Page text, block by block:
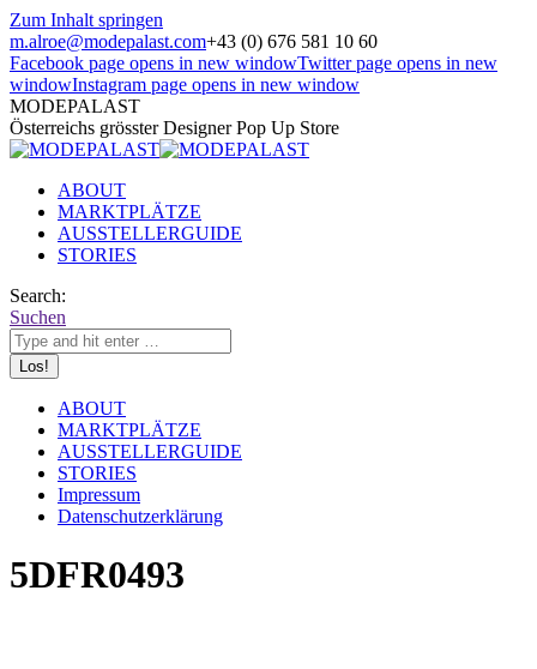
Zum Inhalt springen
m.alroe@modepalast.com+43 (0) 676 581 10 60
Facebook page opens in new windowTwitter page opens in new
windowInstagram page opens in new window
MODEPALAST
Österreichs grösster Designer Pop Up Store
ABOUT
MARKTPLÄTZE
AUSSTELLERGUIDE
STORIES
Search:
Suchen
ABOUT
MARKTPLÄTZE
AUSSTELLERGUIDE
STORIES
Impressum
Datenschutzerklärung
5DFR0493